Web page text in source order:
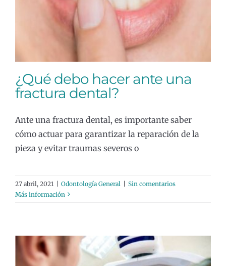
dental?
Odontología General
¿Qué debo hacer ante una
fractura dental?
Ante una fractura dental, es importante saber
cómo actuar para garantizar la reparación de la
pieza y evitar traumas severos o
27 abril, 2021 Odontología General
Sin comentarios
Más información